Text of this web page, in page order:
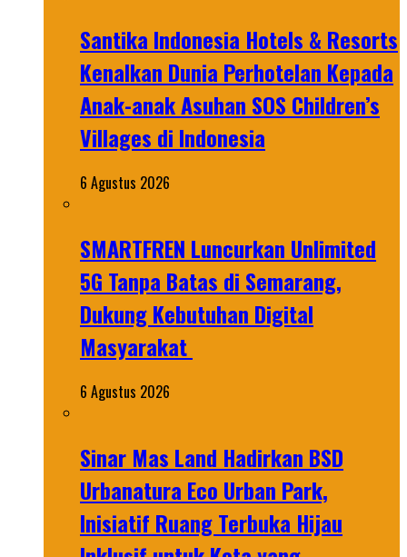
Santika Indonesia Hotels & Resorts
Kenalkan Dunia Perhotelan Kepada
Anak-anak Asuhan SOS Children’s
Villages di Indonesia
6 Agustus 2026
SMARTFREN Luncurkan Unlimited
5G Tanpa Batas di Semarang,
Dukung Kebutuhan Digital
Masyarakat
6 Agustus 2026
Sinar Mas Land Hadirkan BSD
Urbanatura Eco Urban Park,
Inisiatif Ruang Terbuka Hijau